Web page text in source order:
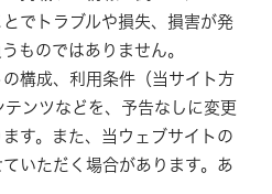
でトラブルや損失、損害が発
ものではありません。
構成、利用条件（当サイト方
ンツなどを、予告なしに変更
す。また、当ウェブサイトの
いただく場合があります。あ